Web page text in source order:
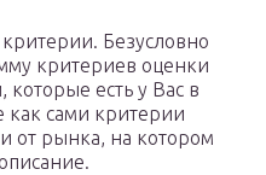
Безусловно
критериев оценки
которые есть у Вас в
как сами критерии
от рынка, на котором